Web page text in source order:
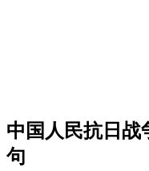
中国人民抗日战
句